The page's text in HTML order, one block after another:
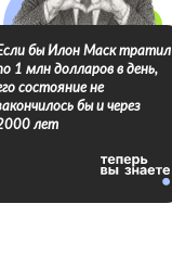
бы Илон Маск тратил
1 млн долларов в день,
состояние не
бы и через
лет